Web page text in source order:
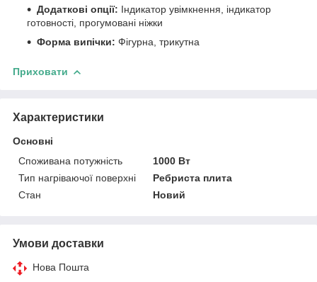
Додаткові опції: Індикатор увімкнення, індикатор
готовності, прогумовані ніжки
Форма випічки: Фігурна, трикутна
Приховати
Характеристики
Основні
Споживана потужність
1000 Вт
Тип нагріваючої поверхні
Ребриста плита
Стан
Новий
Умови доставки
Нова Пошта